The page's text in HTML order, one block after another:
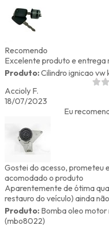
Recomendo
Excelente produto e entrega
Produto:Cilindro ignicao vw
Accioly F.
18/07/2023
Eu
Gostei do acesso, prometeu
acomodado o produto
Aparentemente de ótima
restauro do veículo) ainda
Produto:Bomba oleo motor
(mbo8022)